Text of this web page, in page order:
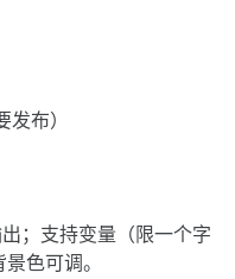
发布）
；支持变量（限一个字
色可调。